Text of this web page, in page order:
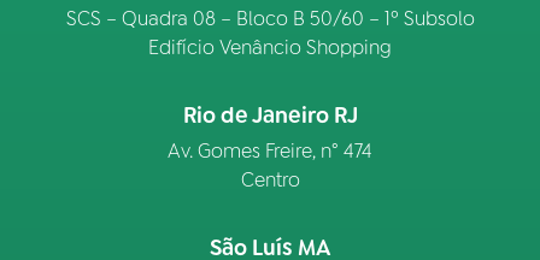
SCS – Quadra 08 – Bloco B 50/60 – 1º Subsolo
Edifício Venâncio Shopping
Rio de Janeiro RJ
Av. Gomes Freire, n° 474
Centro
São Luís MA